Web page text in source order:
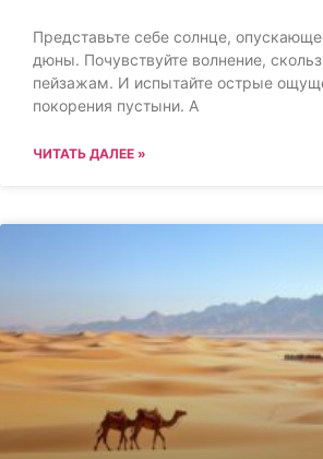
Представьте себе солнце,
дюны. Почувствуйте волнение,
пейзажам. И испытайте острые
покорения пустыни. А
ЧИТАТЬ ДАЛЕЕ »